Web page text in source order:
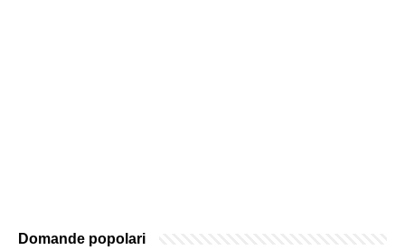
Domande popolari